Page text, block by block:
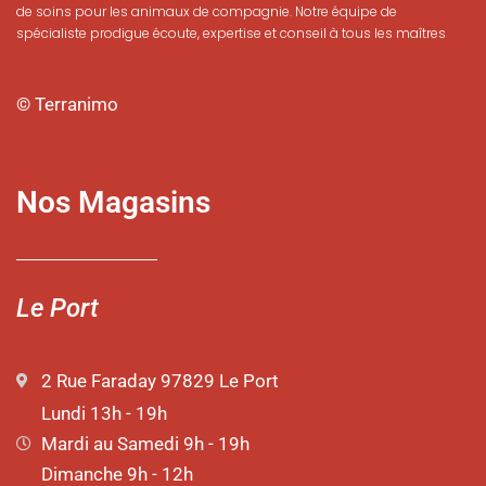
de soins pour les animaux de compagnie. Notre équipe de
spécialiste prodigue écoute, expertise et conseil à tous les maîtres
© Terranimo
Nos Magasins
Le Port
2 Rue Faraday 97829 Le Port
Lundi 13h - 19h
Mardi au Samedi 9h - 19h
Dimanche 9h - 12h